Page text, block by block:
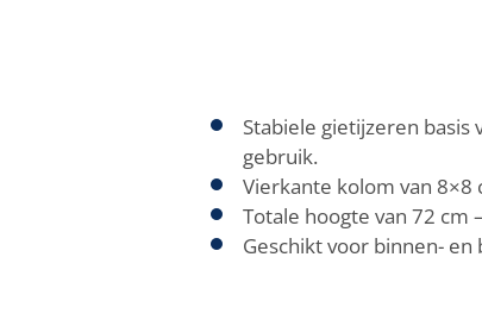
Stabiele gietijzeren
gebruik.
Vierkante kolom van
Totale hoogte van 72
Geschikt voor binnen-